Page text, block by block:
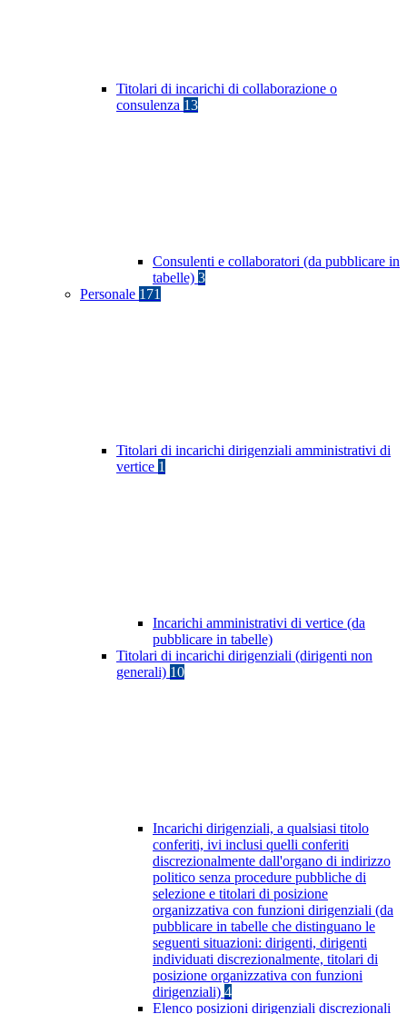
Titolari di incarichi di collaborazione o
consulenza 13
Consulenti e collaboratori (da pubblicare in
tabelle) 3
Personale 171
Titolari di incarichi dirigenziali amministrativi di
vertice 1
Incarichi amministrativi di vertice (da
pubblicare in tabelle)
Titolari di incarichi dirigenziali (dirigenti non
generali) 10
Incarichi dirigenziali, a qualsiasi titolo
conferiti, ivi inclusi quelli conferiti
discrezionalmente dall'organo di indirizzo
politico senza procedure pubbliche di
selezione e titolari di posizione
organizzativa con funzioni dirigenziali (da
pubblicare in tabelle che distinguano le
seguenti situazioni: dirigenti, dirigenti
individuati discrezionalmente, titolari di
posizione organizzativa con funzioni
dirigenziali) 4
Elenco posizioni dirigenziali discrezionali